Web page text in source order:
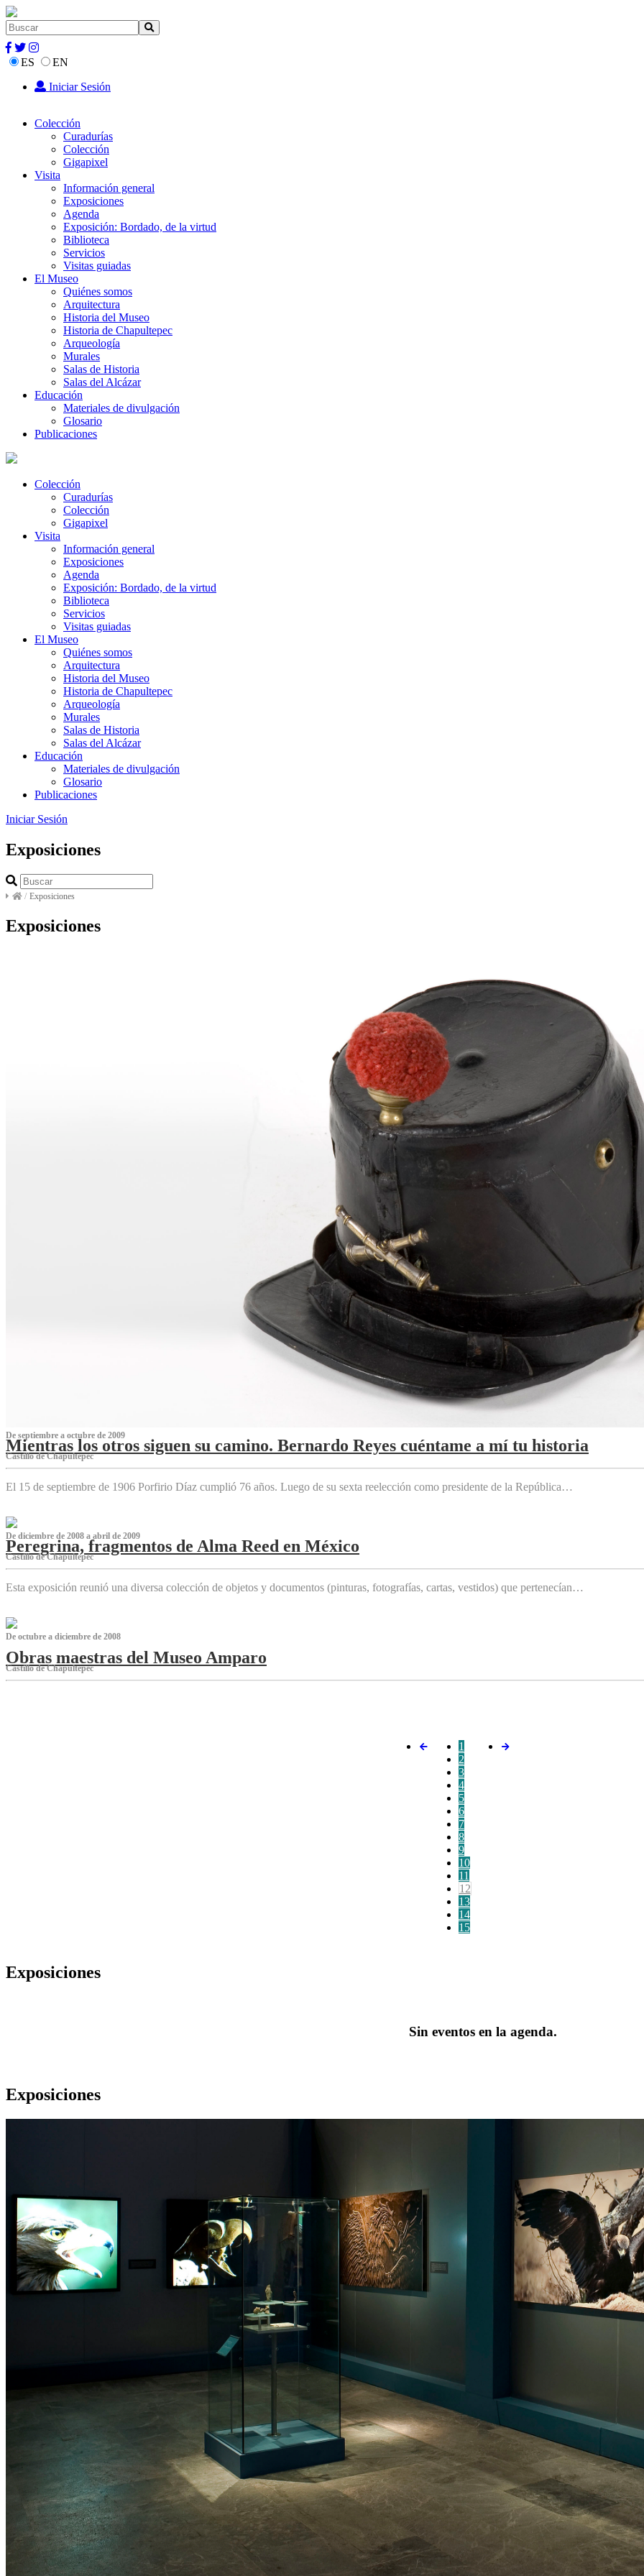
ES
EN
Iniciar Sesión
Colección
Curadurías
Colección
Gigapixel
Visita
Información general
Exposiciones
Agenda
Exposición: Bordado, de la virtud
Biblioteca
Servicios
Visitas guiadas
El Museo
Quiénes somos
Arquitectura
Historia del Museo
Historia de Chapultepec
Arqueología
Murales
Salas de Historia
Salas del Alcázar
Educación
Materiales de divulgación
Glosario
Publicaciones
Colección
Curadurías
Colección
Gigapixel
Visita
Información general
Exposiciones
Agenda
Exposición: Bordado, de la virtud
Biblioteca
Servicios
Visitas guiadas
El Museo
Quiénes somos
Arquitectura
Historia del Museo
Historia de Chapultepec
Arqueología
Murales
Salas de Historia
Salas del Alcázar
Educación
Materiales de divulgación
Glosario
Publicaciones
Iniciar Sesión
Exposiciones
/ Exposiciones
Exposiciones
De septiembre a octubre de 2009
Mientras los otros siguen su camino. Bernardo Reyes cuéntame a mí tu historia
Castillo de Chapultepec
El 15 de septiembre de 1906 Porfirio Díaz cumplió 76 años. Luego de su sexta reelección como presidente de la República…
De diciembre de 2008 a abril de 2009
Peregrina, fragmentos de Alma Reed en México
Castillo de Chapultepec
Esta exposición reunió una diversa colección de objetos y documentos (pinturas, fotografías, cartas, vestidos) que pertenecían…
De octubre a diciembre de 2008
Obras maestras del Museo Amparo
Castillo de Chapultepec
1
2
3
4
5
6
7
8
9
10
11
12
13
14
15
Exposiciones
Sin eventos en la agenda.
Exposiciones